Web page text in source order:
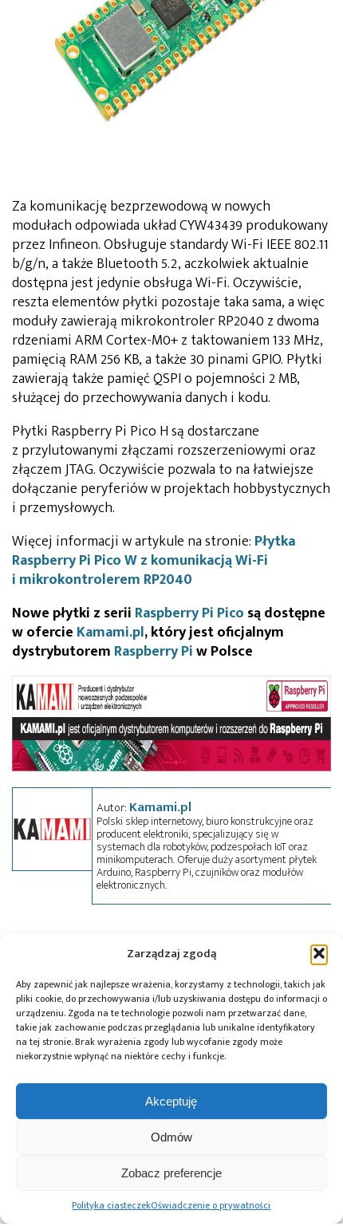
Zarządzaj zgodą
Aby zapewnić jak najlepsze wrażenia, korzystamy z technologii, takich jak
pliki cookie, do przechowywania i/lub uzyskiwania dostępu do informacji o
urządzeniu. Zgoda na te technologie pozwoli nam przetwarzać dane,
takie jak zachowanie podczas przeglądania lub unikalne identyfikatory
na tej stronie. Brak wyrażenia zgody lub wycofanie zgody może
niekorzystnie wpłynąć na niektóre cechy i funkcje.
Akceptuję
Odmów
Zobacz preferencje
Polityka ciasteczekOświadczenie o prywatności
Za komunikację bezprzewodową w nowych
modułach odpowiada układ CYW43439 produkowany
przez Infineon. Obsługuje standardy Wi-Fi IEEE 802.11
b/g/n, a także Bluetooth 5.2, aczkolwiek aktualnie
dostępna jest jedynie obsługa Wi-Fi. Oczywiście,
reszta elementów płytki pozostaje taka sama, a więc
moduły zawierają mikrokontroler RP2040 z dwoma
rdzeniami ARM Cortex-M0+ z taktowaniem 133 MHz,
pamięcią RAM 256 KB, a także 30 pinami GPIO. Płytki
zawierają także pamięć QSPI o pojemności 2 MB,
służącej do przechowywania danych i kodu.
Płytki Raspberry Pi Pico H są dostarczane
z przylutowanymi złączami rozszerzeniowymi oraz
złączem JTAG. Oczywiście pozwala to na łatwiejsze
dołączanie peryferiów w projektach hobbystycznych
i przemysłowych.
Więcej informacji w artykule na stronie: Płytka
Raspberry Pi Pico W z komunikacją Wi-Fi
i mikrokontrolerem RP2040
Nowe płytki z serii Raspberry Pi Pico są dostępne
w ofercie Kamami.pl, który jest oficjalnym
dystrybutorem Raspberry Piw Polsce
Autor: Kamami.pl
Polski sklep internetowy, biuro konstrukcyjne oraz
producent elektroniki, specjalizujący się w
systemach dla robotyków, podzespołach IoT oraz
minikomputerach. Oferuje duży asortyment płytek
Arduino, Raspberry Pi, czujników oraz modułów
elektronicznych.
Wi-Fi
Przeczytaj również:
Association
elektronicznych
Microchip i Micron
prezentują
architekturę
PCIe® Gen 6 dla AI
danych
współpracę